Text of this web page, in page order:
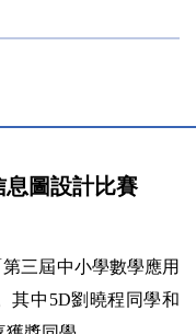
圖設計比賽
三屆中小學數學應用
其中5D劉曉程同學和